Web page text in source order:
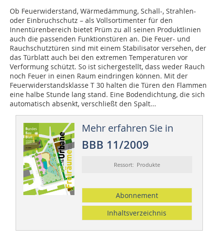
Ob Feuerwiderstand, Wärmedämmung, Schall-, Strahlen-
oder Einbruchschutz – als Vollsortimenter für den
Innentürenbereich bietet Prüm zu all seinen Produktlinien
auch die passenden Funktionstüren an. Die Feuer- und
Rauchschutztüren sind mit einem Stabilisator versehen, der
das Türblatt auch bei den extremen Temperaturen vor
Verformung schützt. So ist sichergestellt, dass weder Rauch
noch Feuer in einen Raum eindringen können. Mit der
Feuerwiderstandsklasse T 30 halten die Türen den Flammen
eine halbe Stunde lang stand. Eine Bodendichtung, die sich
automatisch absenkt, verschließt den Spalt...
Mehr erfahren Sie in
BBB 11/2009
Ressort: Produkte
Abonnement
Inhaltsverzeichnis